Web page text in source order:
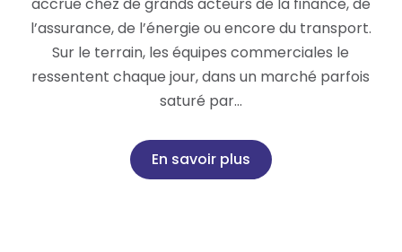
l’assurance, de l’énergie ou encore du transport.
Sur le terrain, les équipes commerciales le
ressentent chaque jour, dans un marché parfois
saturé par…
En savoir plus